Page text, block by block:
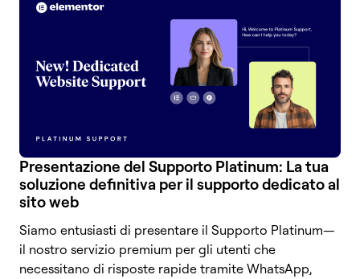
Presentazione del Supporto Platinum: La tua
soluzione definitiva per il supporto dedicato al
sito web
Siamo entusiasti di presentare il Supporto Platinum—
il nostro servizio premium per gli utenti che
necessitano di risposte rapide tramite WhatsApp,